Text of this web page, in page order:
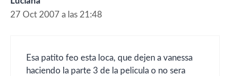
27 Oct 2007 a las 21:48
Esa patito feo esta loca, que dejen a vanessa
haciendo la parte 3 de la pelicula o no sera